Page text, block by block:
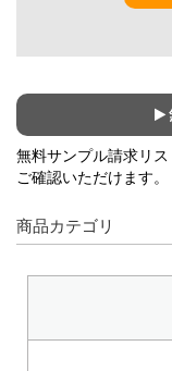
無料サンプル請求リ
ご確認いただけます。
商品カテゴリ